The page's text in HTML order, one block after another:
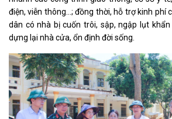
điện, viễn thông…; đồng thời, hỗ trợ kinh phí
dân có nhà bị cuốn trôi, sập, ngập lụt
dựng lại nhà cửa, ổn định đời sống.